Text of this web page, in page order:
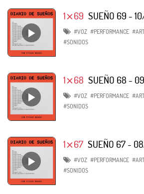
1⨯69 SUEÑO 69 -
#VOZ #PERFORMANCE
#SONIDOS
1⨯68 SUEÑO 68 -
#VOZ #PERFORMANCE
#SONIDOS
1⨯67 SUEÑO 67 -
#VOZ #PERFORMANCE
#SONIDOS